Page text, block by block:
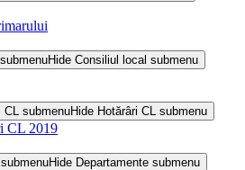
Hide Consiliul local submenu
CL submenuHide Hotărâri CL submenu
CL 2019
Hide Departamente submenu